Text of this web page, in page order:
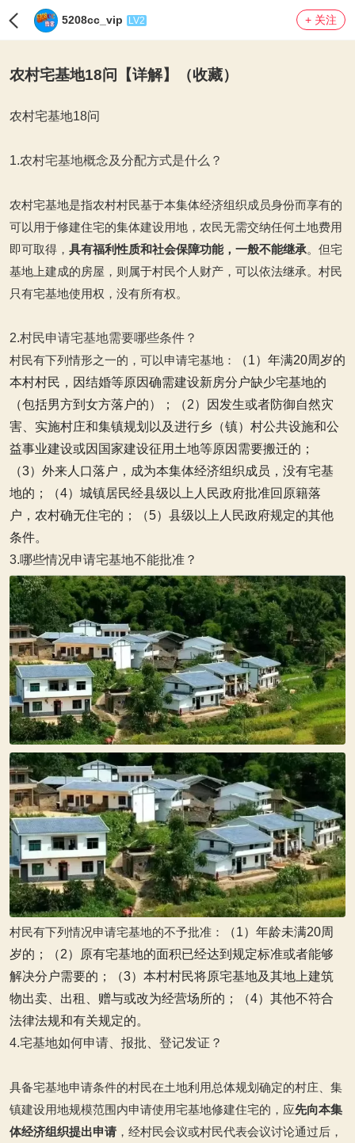
5208cc_vip LV2 + 关注
农村宅基地18问【详解】（收藏）
农村宅基地18问
1.农村宅基地概念及分配方式是什么？
农村宅基地是指农村村民基于本集体经济组织成员身份而享有的
可以用于修建住宅的集体建设用地，农民无需交纳任何土地费用
即可取得， 具有福利性质和社会保障功能，一般不能继承。但宅
基地上建成的房屋，则属于村民个人财产，可以依法继承。村民
只有宅基地使用权，没有所有权。
2.村民申请宅基地需要哪些条件？
村民有下列情形之一的，可以申请宅基地：
（1）年满20周岁的
本村村民，因结婚等原因确需建设新房分户缺少宅基地的
（包括男方到女方落户的）；
（2）因发生或者防御自然灾
害、实施村庄和集镇规划以及进行乡（镇）村公共设施和公
益事业建设或因国家建设征用土地等原因需要搬迁的；
（3）外来人口落户，成为本集体经济组织成员，没有宅基
地的；
（4）城镇居民经县级以上人民政府批准回原籍落
户，农村确无住宅的；
（5）县级以上人民政府规定的其他
条件。
3.哪些情况申请宅基地不能批准？
村民有下列情况申请宅基地的不予批准：
（1）年龄未满20周
岁的；
（2）原有宅基地的面积已经达到规定标准或者能够
解决分户需要的；
（3）本村村民将原宅基地及其地上建筑
物出卖、出租、赠与或改为经营场所的；
（4）其他不符合
法律法规和有关规定的。
4.宅基地如何申请、报批、登记发证？
具备宅基地申请条件的村民在土地利用总体规划确定的村庄、集
镇建设用地规模范围内申请使用宅基地修建住宅的，应先向本集
体经济组织提出申请 ，经村民会议或村民代表会议讨论通过后，